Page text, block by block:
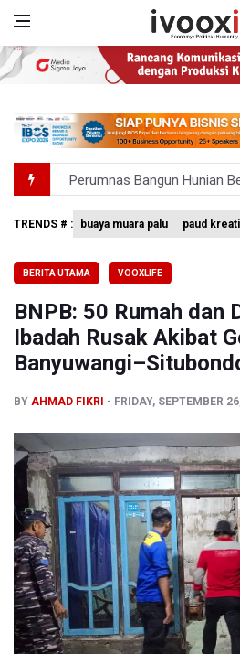
Perumnas Bangun Hunian
Bank Indonesia Sebut
Pendakian Gunung Gede
Menkomdigi Sebut
TRENDS # : buaya muara palu paud
BERITA UTAMA VOOXLIFE
BNPB: 50 Rumah dan
Ibadah Rusak Akibat
BY AHMAD FIKRI FRIDAY, SEPTEMBER